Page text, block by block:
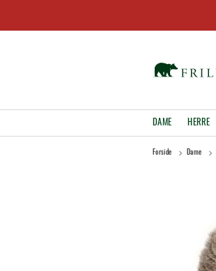
DAME HERRE
Forside Dame